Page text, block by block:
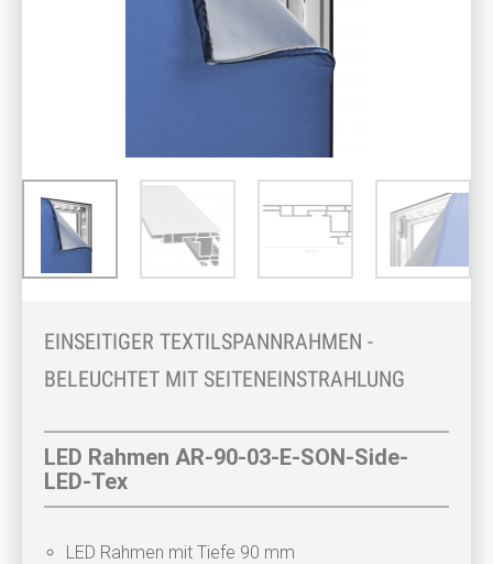
EINSEITIGER TEXTILSPANNRAHMEN -
BELEUCHTET MIT SEITENEINSTRAHLUNG
LED Rahmen AR-90-03-E-SON-Side-
LED-Tex
LED Rahmen mit Tiefe 90 mm